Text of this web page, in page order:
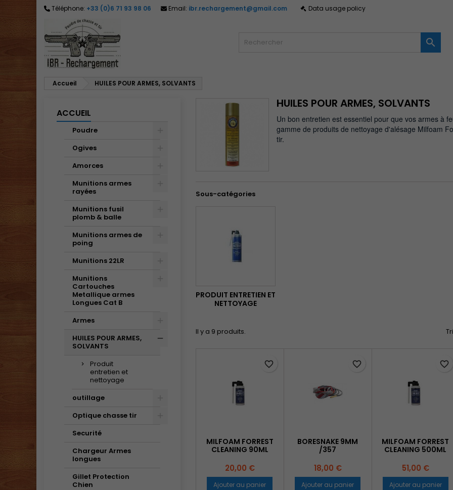
Téléphone: +33 (0)6 71 93 98 06 Email: ibr.rechargement@gmail.com Data usage policy

Accueil HUILES POUR ARMES, SOLVANTS
ACCUEIL
Poudre
Ogives
Amorces
Munitions armes
rayées
Munitions fusil
plomb & balle
Munitions armes de
poing
Munitions 22LR
Munitions
Cartouches
Metallique armes
Longues Cat B
Armes
HUILES POUR ARMES,
SOLVANTS
Produit
entretien et
nettoyage
outillage
Optique chasse tir
Securité
Chargeur Armes
longues
Gillet Protection
Chien
HUILES POUR ARMES, SOLVANTS
Un bon entretien est essentiel pour que vos armes à
gamme de produits de nettoyage d'alésage Milfoam
tir.
Sous-catégories
PRODUIT ENTRETIEN ET
NETTOYAGE
Il y a 9 produits.
MILFOAM FORREST
CLEANING 90ML
Prix
20,00 €
Ajouter au panier
favorite_border
BORESNAKE 9MM
/357
Prix
18,00 €
Ajouter au panier
favorite_border
MILFOAM FORREST
CLEANING 500ML
Prix
51,00 €
Ajouter au panier
favorite_border
Vous devez être connecté pour ajouter des produits à votre liste